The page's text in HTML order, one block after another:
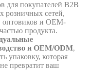
для покупателей B2B
розничных сетей,
оптовиков и OEM-
продукта.
и OEM/ODM,
упаковку, которая
превратит ваш